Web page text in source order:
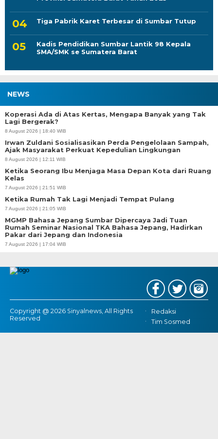
Tiga Pabrik Karet Terbesar di Sumbar Tutup
Kadis Pendidikan Sumbar Lantik 98 Kepala
SMA/SMK se Sumatera Barat
NEWS
Koperasi Ada di Atas Kertas, Mengapa Banyak yang Tak
Lagi Bergerak?
8 August 2026 | 18:40 WIB
Irwan Zuldani Sosialisasikan Perda Pengelolaan Sampah,
Ajak Masyarakat Perkuat Kepedulian Lingkungan
8 August 2026 | 12:11 WIB
Ketika Seorang Ibu Menjaga Masa Depan Kota dari Ruang
Kelas
7 August 2026 | 21:51 WIB
Ketika Rumah Tak Lagi Menjadi Tempat Pulang
7 August 2026 | 21:05 WIB
MGMP Bahasa Jepang Sumbar Dipercaya Jadi Tuan
Rumah Seminar Nasional TKA Bahasa Jepang, Hadirkan
Pakar dari Jepang dan Indonesia
7 August 2026 | 17:04 WIB
Copyright @ 2026 Sinyalnews, All Rights
Reserved
Redaksi
Tim Sosmed